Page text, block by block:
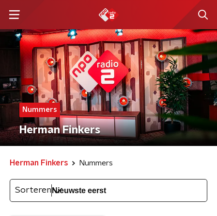
Nummers
Herman Finkers
Herman Finkers Nummers
Sorteren